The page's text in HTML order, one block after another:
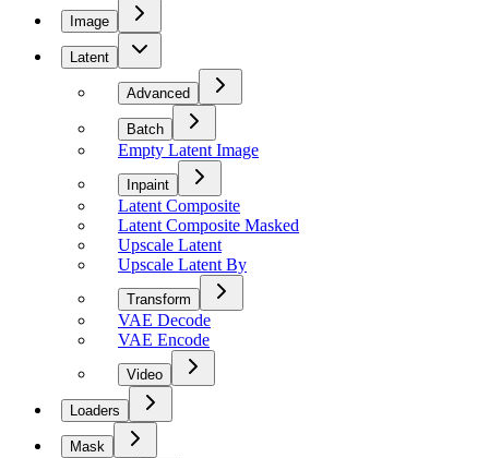
Image
Latent
Advanced
Batch
Empty Latent Image
Inpaint
Latent Composite
Latent Composite Masked
Upscale Latent
Upscale Latent By
Transform
VAE Decode
VAE Encode
Video
Loaders
Mask